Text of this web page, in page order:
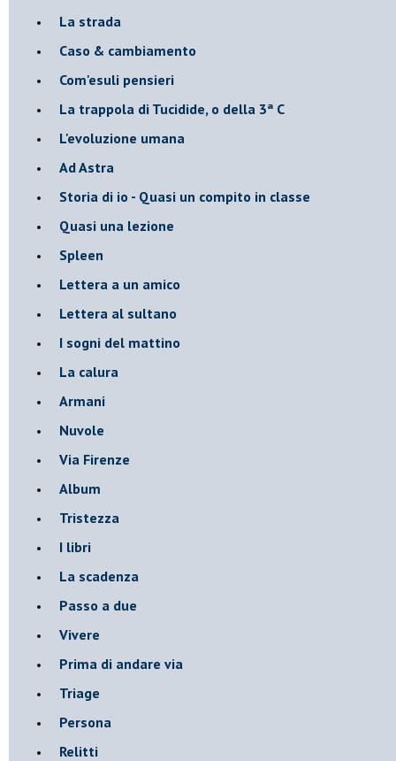
La strada
Caso & cambiamento
Com'esuli pensieri
La trappola di Tucidide, o della 3ª C
L'evoluzione umana
Ad Astra
Storia di io - Quasi un compito in classe
Quasi una lezione
Spleen
Lettera a un amico
Lettera al sultano
I sogni del mattino
La calura
Armani
Nuvole
Via Firenze
Album
Tristezza
I libri
La scadenza
Passo a due
Vivere
Prima di andare via
Triage
Persona
Relitti